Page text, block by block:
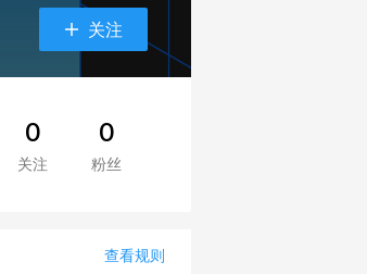
关注
0
关注
0
粉丝
查看规则